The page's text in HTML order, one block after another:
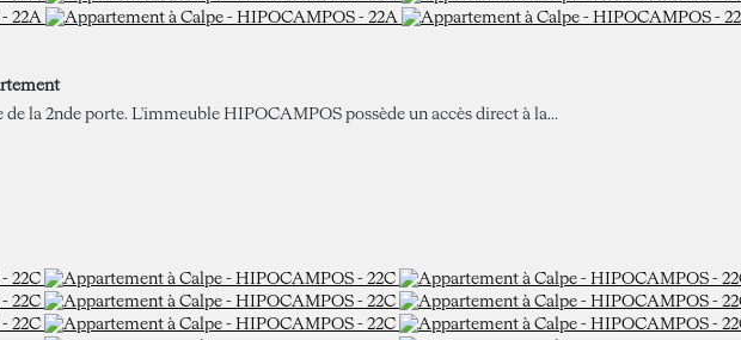
la 2nde porte. L'immeuble HIPOCAMPOS possède un accès direct à la...